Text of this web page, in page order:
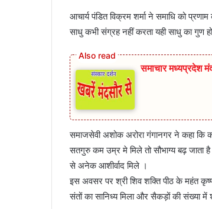
आचार्य पंडित विक्रम शर्मा ने समाधि को
साधु कभी संग्रह नहीं करता यही साधु का गुण
समाचार मध्यप्रदेश
समाजसेवी अशोक अरोरा गंगानगर ने कहा कि
सतगुरु कम उम्र मे मिले तो सौभाग्य बढ़ जाता
से अनेक आशीर्वाद मिले ।
इस अवसर पर श्री शिव शक्ति पीठ के महंत
संतों का सानिध्य मिला और सैकड़ों की संख्या में